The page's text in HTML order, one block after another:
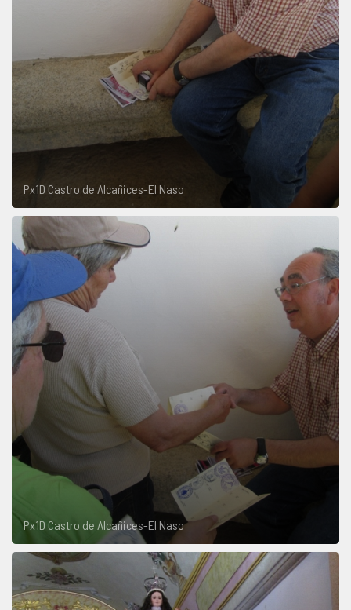
Px1D Castro de Alcañices-El Naso
Px1D Castro de Alcañices-El Naso